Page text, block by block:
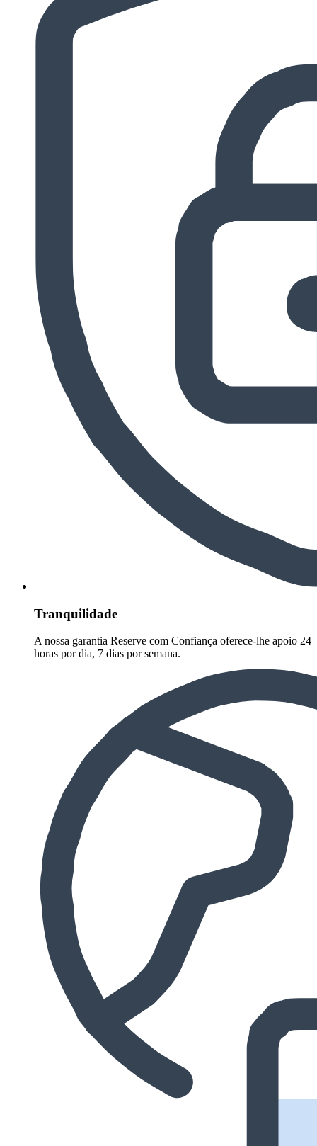
Tranquilidade
A nossa garantia Reserve com Confiança oferece-lhe apoio 24
horas por dia, 7 dias por semana.